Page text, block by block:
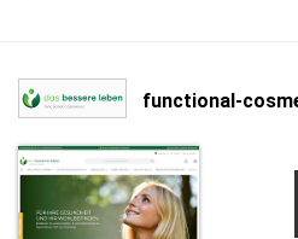
functional-